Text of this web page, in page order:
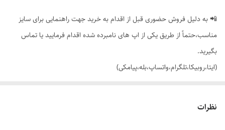
سایز بندی
از 38 تا 56 (همکاران محترم شما میتونید تعداد
قیمت واحد در بسته
📲 به دلیل فروش حضوری قبل از اقدام به خرید جهت راهنمایی برای سایز
مناسب،حتماً از طریق یکی از اپ های نامبرده شده اقدام فرمایید یا تماس
بگیرید.
(ایتا،روبیکا،تلگرام،واتساپ،بله،پیامکی)
محصول، عنوان جذب رو جستجو کنید.
نظرات